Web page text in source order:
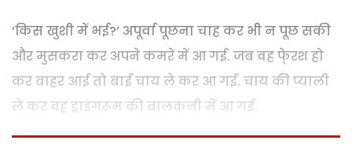
‘किस खुशी में भई?’ अपूर्वा पूछना चाह कर भी न पूछ सकी
और मुसकरा कर अपने कमरे में आ गई. जब वह फे्रश हो
कर बाहर आई तो बाई चाय ले कर आ गई. चाय की प्याली
ले कर वह ड्राइंगरूम की बालकनी में आ गई.